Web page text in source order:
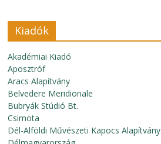
Kiadók
Akadémiai Kiadó
Aposztróf
Aracs Alapítvány
Belvedere Meridionale
Bubryák Stúdió Bt.
Csimota
Dél-Alföldi Művészeti Kapocs Alapítvány